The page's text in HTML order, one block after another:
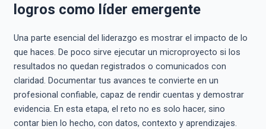
logros como líder emergente
Una parte esencial del liderazgo es mostrar el impacto de lo
que haces. De poco sirve ejecutar un microproyecto si los
resultados no quedan registrados o comunicados con
claridad. Documentar tus avances te convierte en un
profesional confiable, capaz de rendir cuentas y demostrar
evidencia. En esta etapa, el reto no es solo hacer, sino
contar bien lo hecho, con datos, contexto y aprendizajes.